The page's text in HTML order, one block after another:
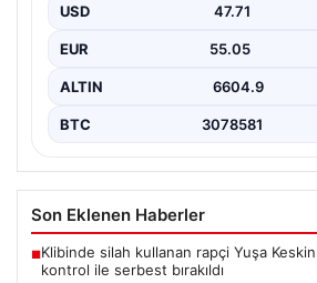
USD 47.71
EUR 55.05
ALTIN 6604.9
BTC 3078581
Son Eklenen Haberler
■Klibinde silah kullanan rapçi Yuşa
kontrol ile serbest bırakıldı